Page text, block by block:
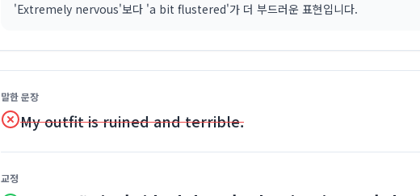
'Extremely nervous'보다 'a bit flustered'가 더 부드러운 표현입니다.
말한 문장
My outfit is ruined and terrible.
교정